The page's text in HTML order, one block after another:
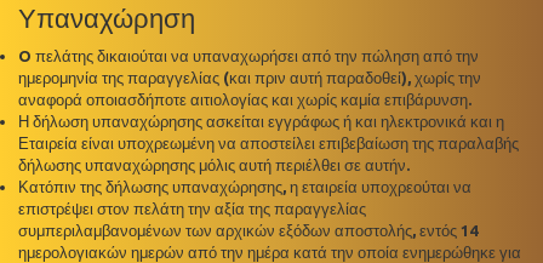
Υπαναχώρηση
O πελάτης δικαιούται να υπαναχωρήσει από την πώληση από την
ημερομηνία της παραγγελίας (και πριν αυτή παραδοθεί), χωρίς την
αναφορά οποιασδήποτε αιτιολογίας και χωρίς καμία επιβάρυνση.
Η δήλωση υπαναχώρησης ασκείται εγγράφως ή και ηλεκτρονικά και η
Εταιρεία είναι υποχρεωμένη να αποστείλει επιβεβαίωση της παραλαβής
δήλωσης υπαναχώρησης μόλις αυτή περιέλθει σε αυτήν.
Κατόπιν της δήλωσης υπαναχώρησης, η εταιρεία υποχρεούται να
επιστρέψει στον πελάτη την αξία της παραγγελίας
συμπεριλαμβανομένων των αρχικών εξόδων αποστολής, εντός 14
ημερολογιακών ημερών από την ημέρα κατά την οποία ενημερώθηκε για